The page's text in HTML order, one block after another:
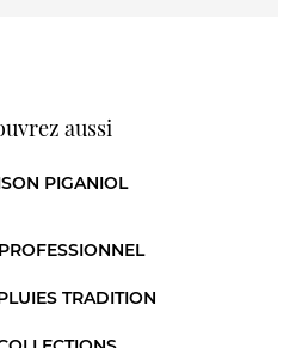
aussi
PIGANIOL
TRADITION